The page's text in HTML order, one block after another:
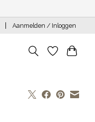
Aanmelden / Inloggen